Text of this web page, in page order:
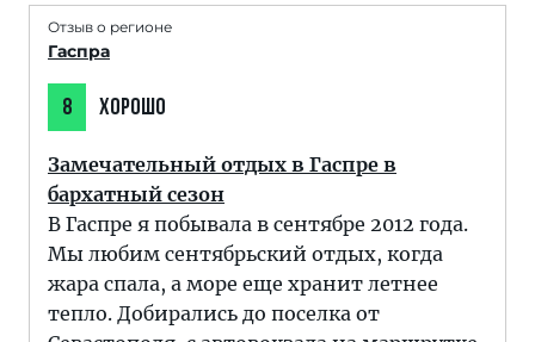
Отзыв о регионе
Гаспра
8 ХОРОШО
Замечательный отдых в Гаспре в
бархатный сезон
В Гаспре я побывала в сентябре 2012 года.
Мы любим сентябрьский отдых, когда
жара спала, а море еще хранит летнее
тепло. Добирались до поселка от